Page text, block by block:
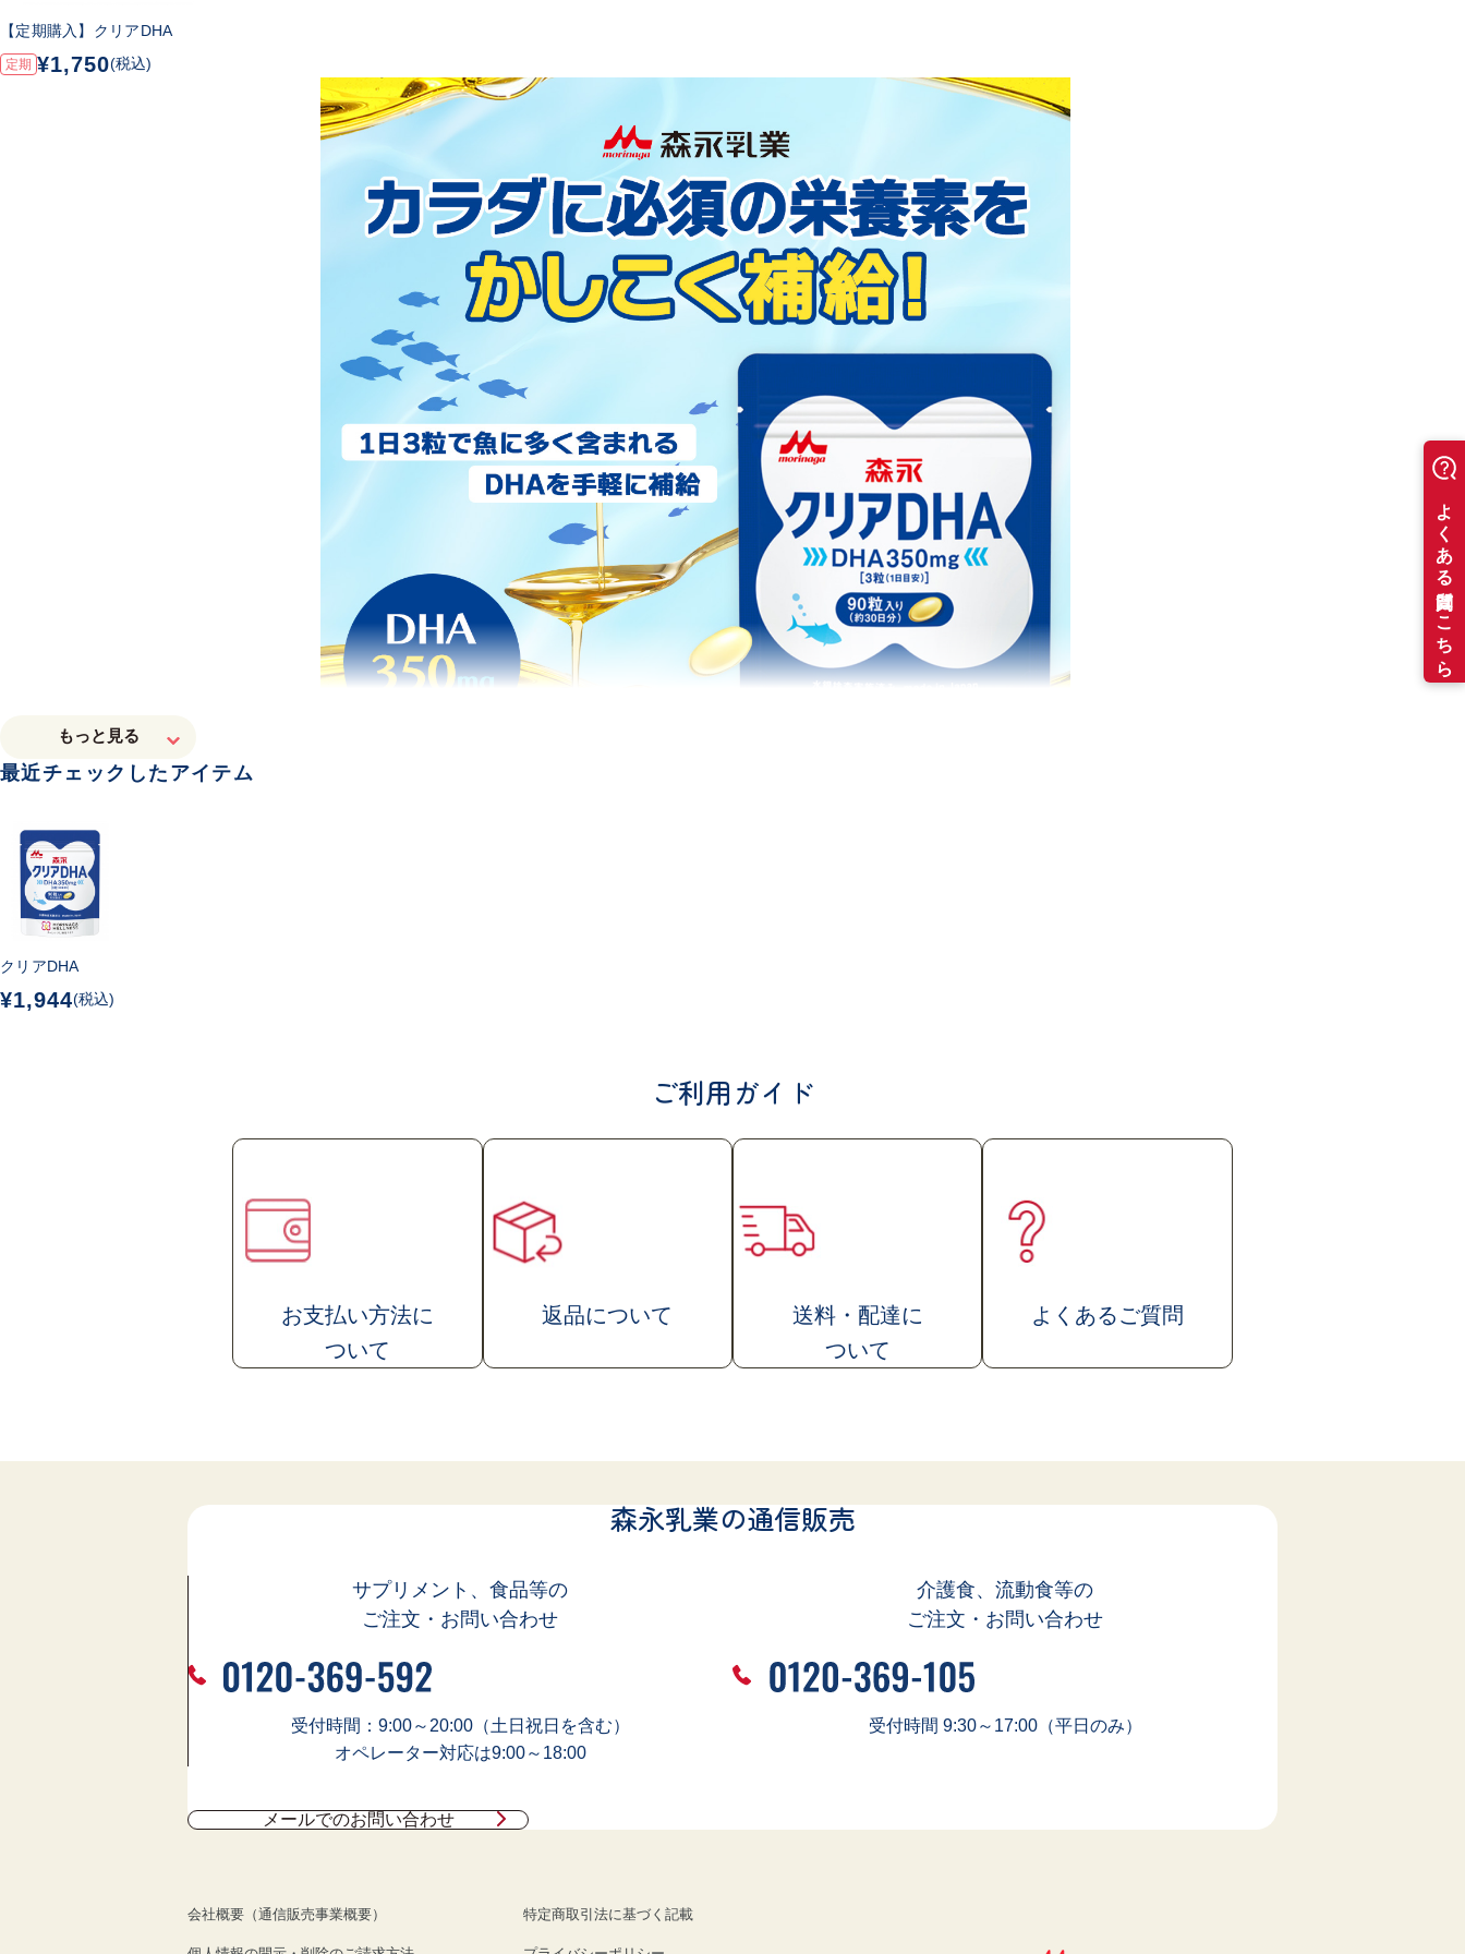
【定期購入】クリアDHA
定期 ¥1,750(税込)
最近チェックしたアイテム
クリアDHA
¥1,944(税込)
ご利用ガイド
お支払い方法に
ついて
返品について 送料・配達に
ついて
よくあるご質問
森永乳業の通信販売
サプリメント、食品等の
ご注文・お問い合わせ
受付時間：9:00～20:00（土日祝日を含む）
オペレーター対応は9:00～18:00
介護食、流動食等の
ご注文・お問い合わせ
受付時間 9:30～17:00（平日のみ）
メールでのお問い合わせ
会社概要（通信販売事業概要） 特定商取引法に基づく記載